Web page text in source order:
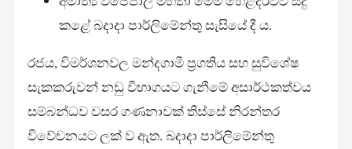
කළේ බදාදා පාර්ලිමේන්තු සැසියේ දී ය.
රජය, විමර්ශනවල මන්දගාමී ප්‍රගතිය සහ සුවිශේෂ
සැකකරුවන් නඩු විභාගයට ගැනීමේ අසාර්ථකත්වය
සම්බන්ධව වසර ගණනාවක් තිස්සේ නිරන්තර
විවේචනයට ලක් ව ඇත. බදාදා පාර්ලිමේන්තු